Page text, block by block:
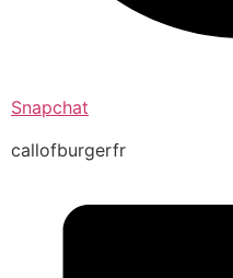
Snapchat
callofburgerfr